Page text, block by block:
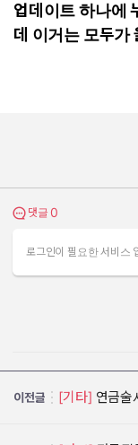
업데이트 하나에
데 이거는 모두가
댓글 보기
댓글 0
로그인이 필요한 서비스
이전글 [기타]